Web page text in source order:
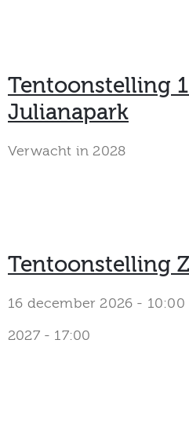
Tentoonstelling
Julianapark
Verwacht in 2028
Tentoonstelling
16 december 2026 - 10:00
2027 - 17:00